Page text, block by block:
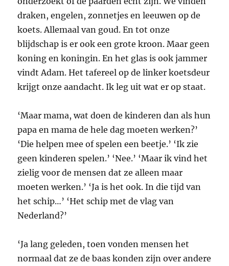
draken, engelen, zonnetjes en leeuwen op de
koets. Allemaal van goud. En tot onze
blijdschap is er ook een grote kroon. Maar geen
koning en koningin. En het glas is ook jammer
vindt Adam. Het tafereel op de linker koetsdeur
krijgt onze aandacht. Ik leg uit wat er op staat.
‘Maar mama, wat doen de kinderen dan als hun
papa en mama de hele dag moeten werken?’
‘Die helpen mee of spelen een beetje.’ ‘Ik zie
geen kinderen spelen.’ ‘Nee.’ ‘Maar ik vind het
zielig voor de mensen dat ze alleen maar
moeten werken.’ ‘Ja is het ook. In die tijd van
het schip…’ ‘Het schip met de vlag van
Nederland?’
‘Ja lang geleden, toen vonden mensen het
normaal dat ze de baas konden zijn over andere